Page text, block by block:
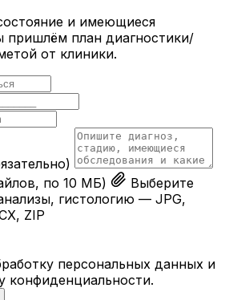
и имеющиеся
план диагностики/
от клиники.
по 10 МБ)
Выберите
гистологию — JPG,
ZIP
персональных данных и
конфиденциальности.